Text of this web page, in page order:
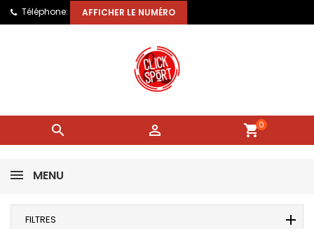
Téléphone: AFFICHER LE NUMÉRO
  shopping_cart0
MENU
FILTRES